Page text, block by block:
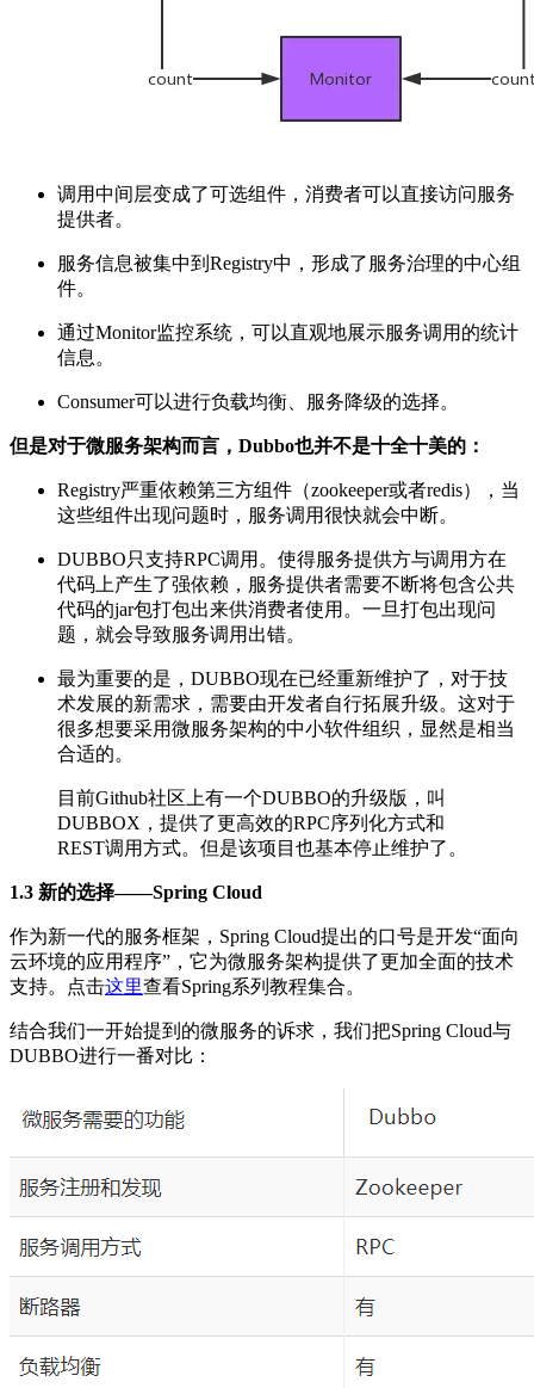
调用中间层变成了可选组件，消费者可以直接访问服务
提供者。
服务信息被集中到Registry中，形成了服务治理的中心组
件。
通过Monitor监控系统，可以直观地展示服务调用的统计
信息。
Consumer可以进行负载均衡、服务降级的选择。
但是对于微服务架构而言，Dubbo也并不是十全十美的：
Registry严重依赖第三方组件（zookeeper或者redis），当
这些组件出现问题时，服务调用很快就会中断。
DUBBO只支持RPC调用。使得服务提供方与调用方在
代码上产生了强依赖，服务提供者需要不断将包含公共
代码的jar包打包出来供消费者使用。一旦打包出现问
题，就会导致服务调用出错。
最为重要的是，DUBBO现在已经重新维护了，对于技
术发展的新需求，需要由开发者自行拓展升级。这对于
很多想要采用微服务架构的中小软件组织，显然是相当
合适的。
目前Github社区上有一个DUBBO的升级版，叫
DUBBOX，提供了更高效的RPC序列化方式和
REST调用方式。但是该项目也基本停止维护了。
1.3 新的选择——Spring Cloud
作为新一代的服务框架，Spring Cloud提出的口号是开发“面向
云环境的应用程序”，它为微服务架构提供了更加全面的技术
支持。点击这里查看Spring系列教程集合。
结合我们一开始提到的微服务的诉求，我们把Spring Cloud与
DUBBO进行一番对比：